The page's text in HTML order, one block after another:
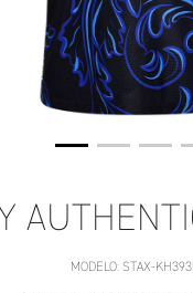
MODELO: STAX-